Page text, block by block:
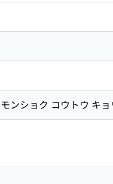
ンショク コウトウ キョ